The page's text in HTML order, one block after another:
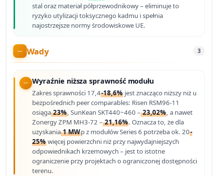
stal oraz materiał półprzewodnikowy – eliminuje to
ryzyko utylizacji toksycznego kadmu i spełnia
najostrzejsze normy środowiskowe UE.
Wady 3
Wyraźnie niższa sprawność modułu
Zakres sprawności 17,4-18,6% jest znacząco niższy niż u
bezpośrednich peer comparables: Risen RSM96-11
osiąga23%, SunKean SKT440~460 –23,02%, a nawet
Zonergy ZPM MH3-72 –21,16%. Oznacza to, że dla
uzyskania1 MWp z modułów Series 6 potrzeba ok. 20-
25% więcej powierzchni niż przy najwydajniejszych
odpowiednikach krzemowych – jest to istotne
ograniczenie przy projektach o ograniczonej dostępności
terenu.